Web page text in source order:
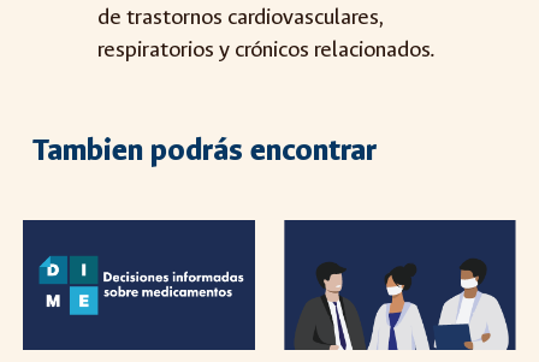
de trastornos cardiovasculares,
respiratorios y crónicos relacionados.
Tambien podrás encontrar